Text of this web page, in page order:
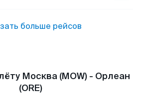
больше рейсов
Москва (MOW) - Орлеан
(ORE)